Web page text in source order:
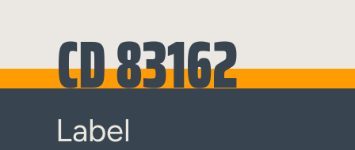
CD 83162
Label